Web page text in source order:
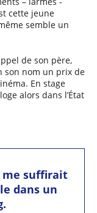
cette jeune
semble un
de son père,
son nom un prix de
En stage
alors dans l’État
me suffirait
dans un